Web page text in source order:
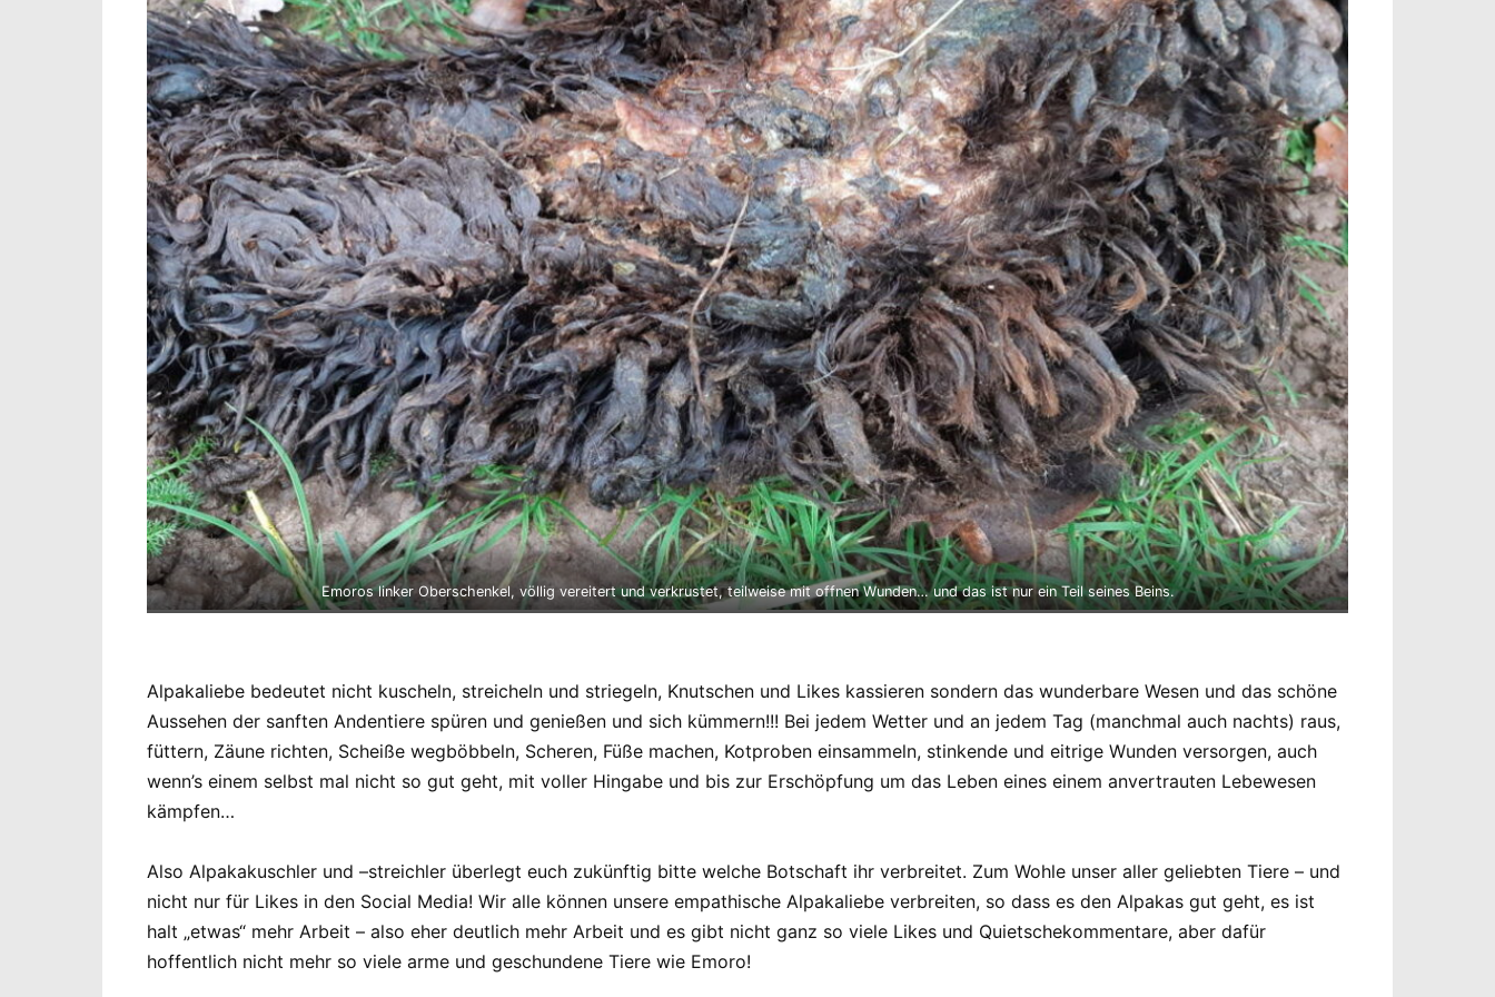
Emoros linker Oberschenkel, völlig vereitert und verkrustet, teilweise mit offnen Wunden… und das ist nur ein Teil seines Beins.
Alpakaliebe bedeutet nicht kuscheln, streicheln und striegeln, Knutschen und Likes kassieren sondern das wunderbare Wesen und das schöne
Aussehen der sanften Andentiere spüren und genießen und sich kümmern!!! Bei jedem Wetter und an jedem Tag (manchmal auch nachts) raus,
füttern, Zäune richten, Scheiße wegböbbeln, Scheren, Füße machen, Kotproben einsammeln, stinkende und eitrige Wunden versorgen, auch
wenn’s einem selbst mal nicht so gut geht, mit voller Hingabe und bis zur Erschöpfung um das Leben eines einem anvertrauten Lebewesen
kämpfen…
Also Alpakakuschler und –streichler überlegt euch zukünftig bitte welche Botschaft ihr verbreitet. Zum Wohle unser aller geliebten Tiere – und
nicht nur für Likes in den Social Media! Wir alle können unsere empathische Alpakaliebe verbreiten, so dass es den Alpakas gut geht, es ist
halt „etwas“ mehr Arbeit – also eher deutlich mehr Arbeit und es gibt nicht ganz so viele Likes und Quietschekommentare, aber dafür
hoffentlich nicht mehr so viele arme und geschundene Tiere wie Emoro!